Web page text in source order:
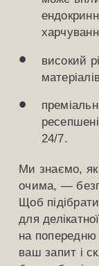
високий
24/7.
Ми знаємо, як
очима, —
Щоб
для
на попередню
ваш запит і